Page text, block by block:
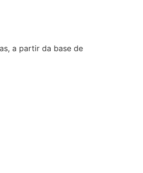
a partir da base de